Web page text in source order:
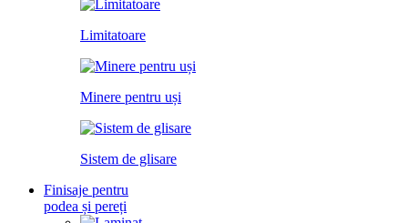
Limitatoare
Minere pentru uși
Sistem de glisare
Finisaje pentru
podea și pereți